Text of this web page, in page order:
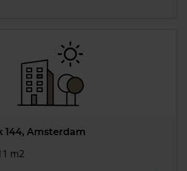
144, Amsterdam
m2